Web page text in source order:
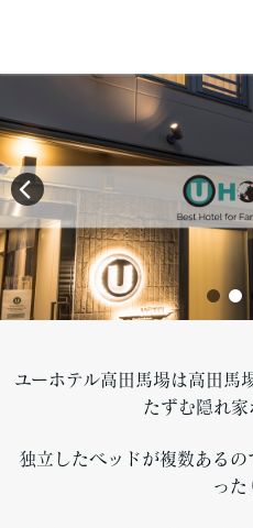
ユーホテル高田馬場は高田馬
たずむ隠れ家
独立したベッドが複数ある
った